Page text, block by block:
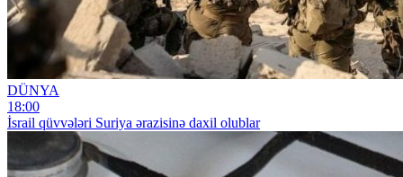
DÜNYA
18:00
İsrail qüvvələri Suriya ərazisinə daxil olublar